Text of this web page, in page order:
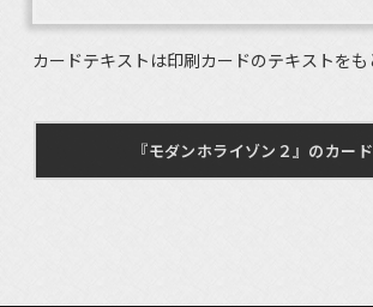
カードテキストは印刷カードのテキストをも
『モダンホライゾン２』のカー